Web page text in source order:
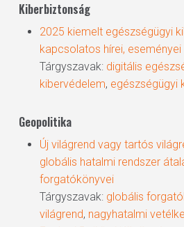
Kiberbiztonság
2025 kiemelt egészségügyi
kapcsolatos hírei, eseményei
Tárgyszavak: digitális
kibervédelem, egészségügyi
Geopolitika
Új világrend vagy tartós
globális hatalmi rendszer
forgatókönyvei
Tárgyszavak: globális
világrend, nagyhatalmi